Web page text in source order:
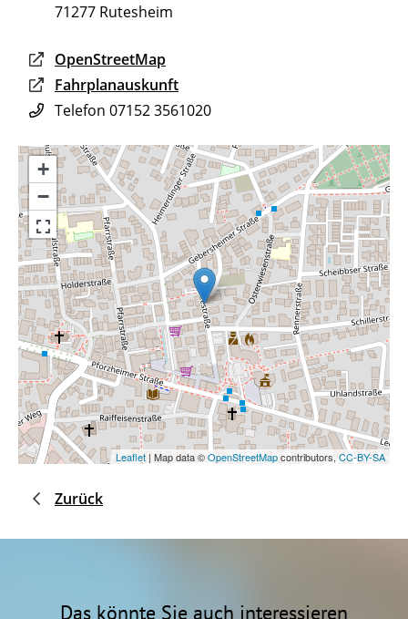
71277 Rutesheim
OpenStreetMap
Fahrplanauskunft
Telefon 07152 3561020
+
−
Leaflet | Map data ©OpenStreetMapcontributors,CC-BY-SA
Zurück
Das könnte Sie auch interessieren